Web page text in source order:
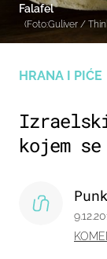
HRANA I PIĆE
kojem
Falafel
(Foto:Guliver /